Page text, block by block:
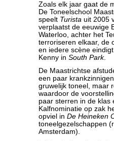
Zoals elk jaar gaat de
De Toneelschool
speelt Turista uit 2005
verplaatst de eeuwige
Waterloo, achter het
terroriseren elkaar, de
en iedere scène
Kenny in South Park.
De Maastrichtse
een paar
gruwelijk toneel, maar
waardoor de
paar sterren in de klas
Kalfnominatie op zak
opviel in De Heineken
toneelgezelschappen
Amsterdam).